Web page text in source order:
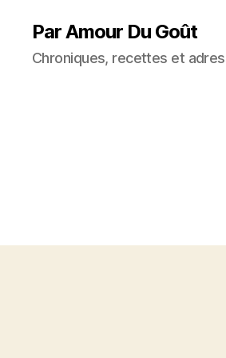
Par Amour Du Goût
Chroniques, recettes et